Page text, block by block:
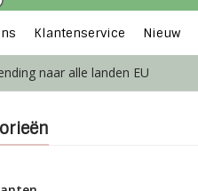
Klantenservice Nieuw
naar alle landen EU